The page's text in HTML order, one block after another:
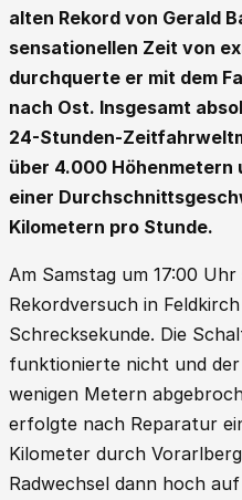
alten Rekord von Gerald
sensationellen Zeit von
durchquerte er mit dem
nach Ost. Insgesamt
24-Stunden-
über 4.000 Höhenmetern
einer
Kilometern pro Stunde.
Am Samstag um 17:00
Rekordversuch in
Schrecksekunde. Die
funktionierte nicht und
wenigen Metern
erfolgte nach Reparatur
Kilometer durch
Radwechsel dann hoch